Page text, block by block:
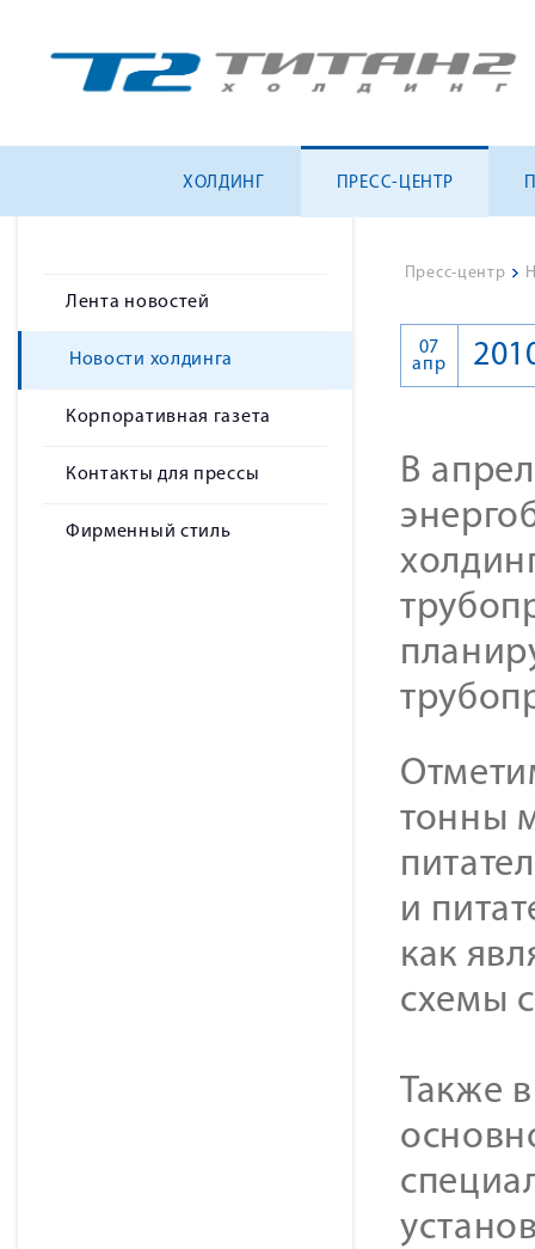
ХОЛДИНГ ПРЕСС-ЦЕНТР
Лента новостей
Новости холдинга
Корпоративная газета
Контакты для прессы
Фирменный стиль
Пресс-центр >
07
апр
В
тонны
и
как
схемы
Также